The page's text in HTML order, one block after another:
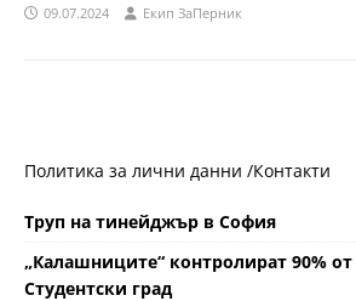
09.07.2024 Eкип ЗаПерник
Политика за лични данни /Контакти
Труп на тинейджър в София
„Калашниците“ контролират 90%
Студентски град